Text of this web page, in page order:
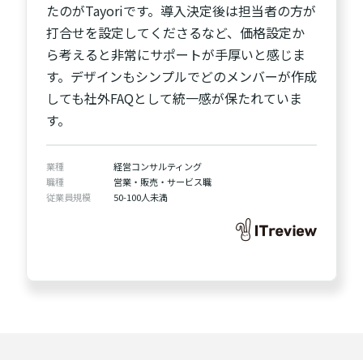
たのがTayoriです。導入決定後は担当者の方が
打合せを設定してくださるなど、価格設定か
ら考えると非常にサポートが手厚いと感じま
す。デザインもシンプルでどのメンバーが作成
しても社外FAQとして統一感が保たれていま
す。
業種
経営コンサルティング
職種
営業・販売・サービス職
従業員規模
50-100人未満